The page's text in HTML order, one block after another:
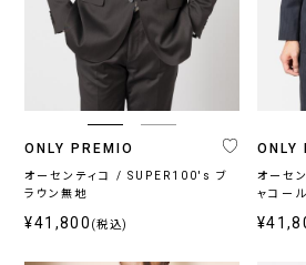
ONLY PREMIO
オーセンティコ / SUPER100's ブ
ラウン無地
¥41,800 (税込)
ONLY
オーセ
ャコー